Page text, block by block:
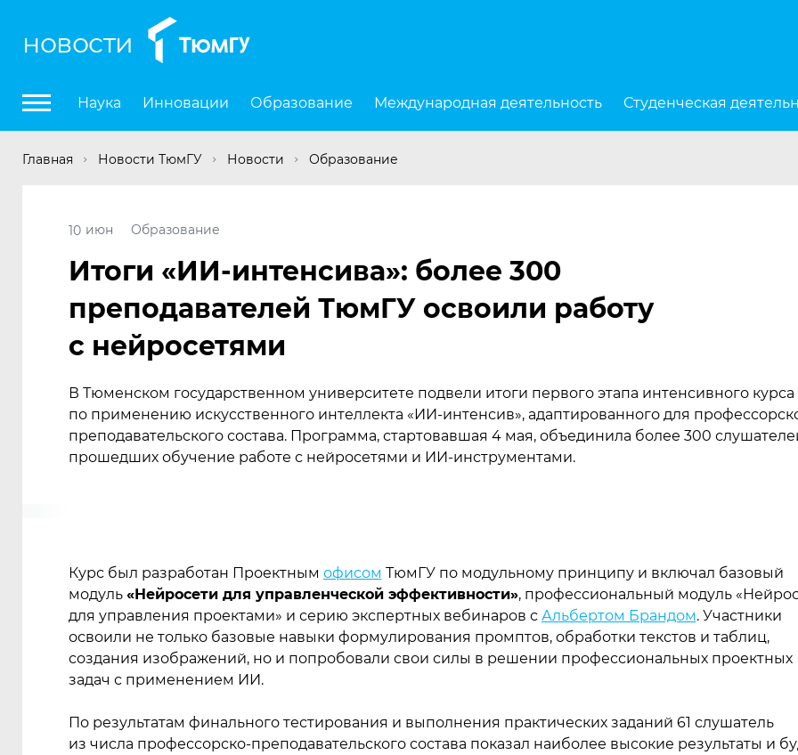
новости
Наука Инновации Образование Международная деятельность Студенческая
Главная Новости ТюмГУ Новости Образование
Итоги «ИИ-интенсива»: более 300
преподавателей ТюмГУ освоили работу
с нейросетями
В Тюменском государственном университете подвели итоги первого этапа интенсивного курса
по применению искусственного интеллекта «ИИ-интенсив», адаптированного для
преподавательского состава. Программа, стартовавшая 4 мая, объединила более 300
прошедших обучение работе с нейросетями и ИИ-инструментами.
июн
10 Образование
Курс был разработан Проектным офисом ТюмГУ по модульному принципу и включал базовый
модуль «Нейросети для управленческой эффективности», профессиональный модуль «
для управления проектами» и серию экспертных вебинаров с Альбертом Брандом. Участники
освоили не только базовые навыки формулирования промптов, обработки текстов и таблиц,
создания изображений, но и попробовали свои силы в решении профессиональных проектных
задач с применением ИИ.
По результатам финального тестирования и выполнения практических заданий 61 слушатель
из числа профессорско-преподавательского состава показал наиболее высокие результаты и